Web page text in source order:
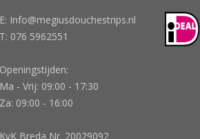
E: Info@megiusdouchestrips.nl
T: 076 5962551
Openingstijden:
Ma - Vrij: 09:00 - 17:30
Za: 09:00 - 16:00
KvK Breda Nr. 20029092